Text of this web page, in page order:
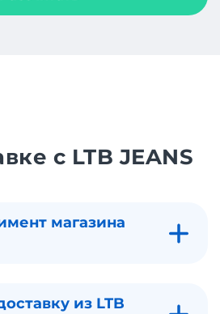
с LTB JEANS
магазина
из LTB